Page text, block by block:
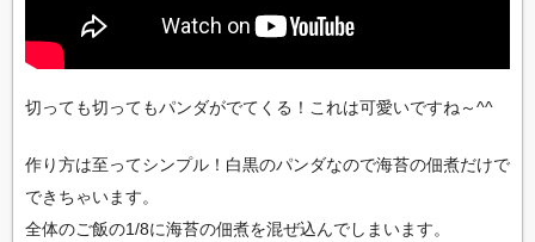
切っても切ってもパンダがでてくる！これは可愛いですね～^^
作り方は至ってシンプル！白黒のパンダなので海苔の佃煮だけで
できちゃいます。
全体のご飯の1/8に海苔の佃煮を混ぜ込んでしまいます。